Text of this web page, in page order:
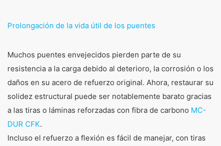
Prolongación de la vida útil de los puentes
Muchos puentes envejecidos pierden parte de su
resistencia a la carga debido al deterioro, la corrosión o los
daños en su acero de refuerzo original. Ahora, restaurar su
solidez estructural puede ser notablemente barato gracias
a las tiras o láminas reforzadas con fibra de carbono MC-
DUR CFK.
Incluso el refuerzo a flexión es fácil de manejar, con tiras